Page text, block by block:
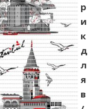
р
и
к
д
л
я
в